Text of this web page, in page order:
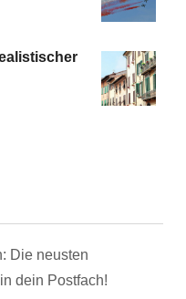
Die neusten
dein Postfach!